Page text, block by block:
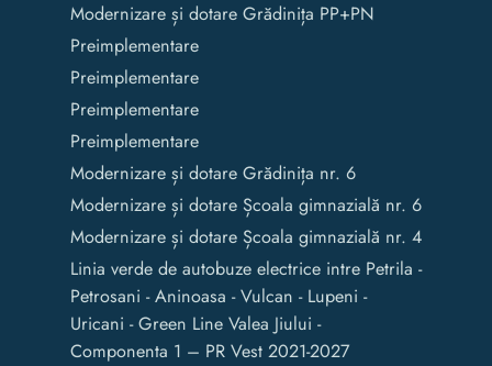
Modernizare și dotare Grădinița PP+PN
Preimplementare
Preimplementare
Preimplementare
Preimplementare
Modernizare și dotare Grădinița nr. 6
Modernizare și dotare Școala gimnazială nr. 6
Modernizare și dotare Școala gimnazială nr. 4
Linia verde de autobuze electrice intre Petrila -
Petrosani - Aninoasa - Vulcan - Lupeni -
Uricani - Green Line Valea Jiului -
Componenta 1 – PR Vest 2021-2027